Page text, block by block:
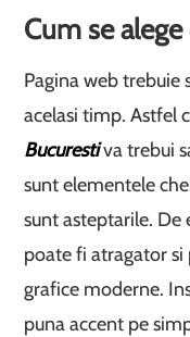
Cum se
Pagina web trebuie
acelasi timp. Astfel
Bucurestiva trebui
sunt elementele
sunt asteptarile.
poate fi atragator
grafice moderne.
puna accent pe